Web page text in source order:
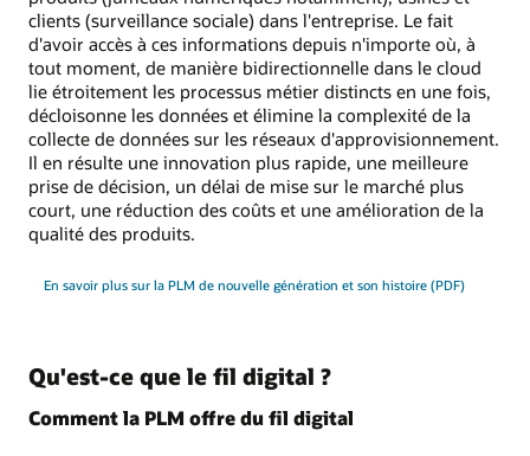
clients (surveillance sociale) dans l'entreprise. Le fait
d'avoir accès à ces informations depuis n'importe où, à
tout moment, de manière bidirectionnelle dans le cloud
lie étroitement les processus métier distincts en une fois,
décloisonne les données et élimine la complexité de la
collecte de données sur les réseaux d'approvisionnement.
Il en résulte une innovation plus rapide, une meilleure
prise de décision, un délai de mise sur le marché plus
court, une réduction des coûts et une amélioration de la
qualité des produits.
En savoir plus sur la PLM de nouvelle génération et son histoire (PDF)
Qu'est-ce que le fil digital ?
Comment la PLM offre du fil digital